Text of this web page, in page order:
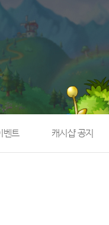
게임정보
직업소개
확률형 아이템
NEXON NOW
벤트 캐시샵 공지